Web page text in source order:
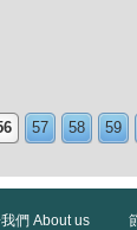
57 58 59
們 About us